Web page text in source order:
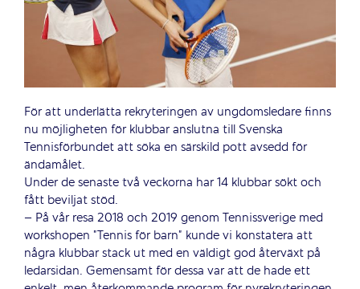
För att underlätta rekryteringen av ungdomsledare finns
nu möjligheten för klubbar anslutna till Svenska
Tennisförbundet att söka en särskild pott avsedd för
ändamålet.
Under de senaste två veckorna har 14 klubbar sökt och
fått beviljat stöd.
– På vår resa 2018 och 2019 genom Tennissverige med
workshopen ”Tennis för barn” kunde vi konstatera att
några klubbar stack ut med en väldigt god återväxt på
ledarsidan. Gemensamt för dessa var att de hade ett